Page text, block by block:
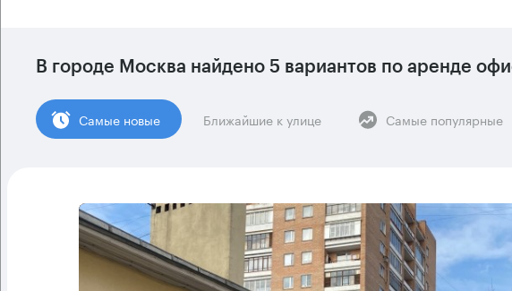
В городе Москва найдено 5 вариантов по аренде
Cамые новые Ближайшие к улице Самые популярные